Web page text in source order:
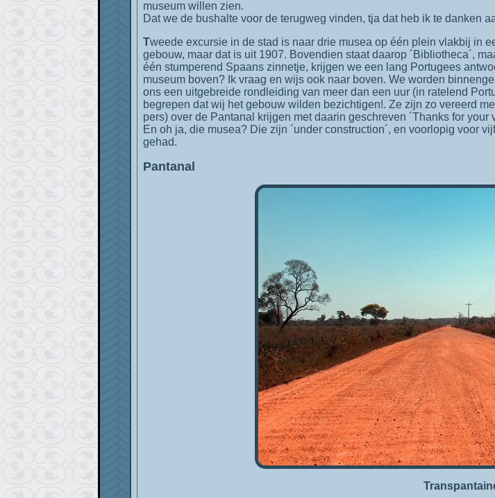
museum willen zien.
Dat we de bushalte voor de terugweg vinden, tja dat heb ik te danken
Tweede excursie in de stad is naar drie musea op één plein vlakbij in een koloniaal gebouw. We staan voor een koloniaal uitziend
gebouw, maar dat is uit 1907. Bovendien staat daarop ´Bibliotheca´,
één stumperend Spaans zinnetje, krijgen we een lang Portugees
museum boven? Ik vraag en wijs ook naar boven. We worden
ons een uitgebreide rondleiding van meer dan een uur (in ratelend
begrepen dat wij het gebouw wilden bezichtigen!. Ze zijn zo vereerd
pers) over de Pantanal krijgen met daarin geschreven ´Thanks for
En oh ja, die musea? Die zijn ´under construction´, en voorlopig voor
gehad.
Pantanal